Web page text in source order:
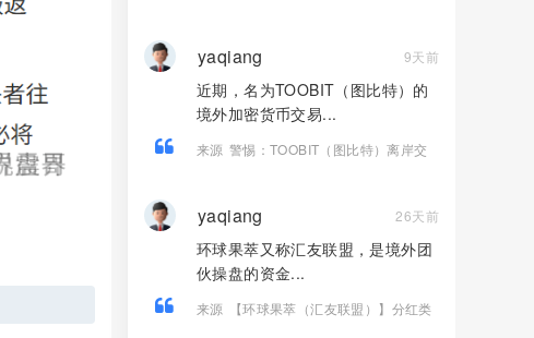
yaqiang 9天前
近期，名为TOOBIT（图比特）的
境外加密货币交易...
来源 警惕：TOOBIT（图比特）离岸交
yaqiang 26天前
环球果萃又称汇友联盟，是境外团
伙操盘的资金...
来源
【环球果萃（汇友联盟）】分红类